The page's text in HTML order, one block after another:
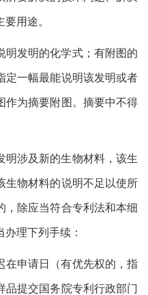
用途。
明发明的化学式；有附图的
定一幅最能说明该发明或者
作为摘要附图。摘要中不得
涉及新的生物材料，该生
生物材料的说明不足以使所
，除应当符合专利法和本细
理下列手续：
在申请日（有优先权的，指
品提交国务院专利行政部门